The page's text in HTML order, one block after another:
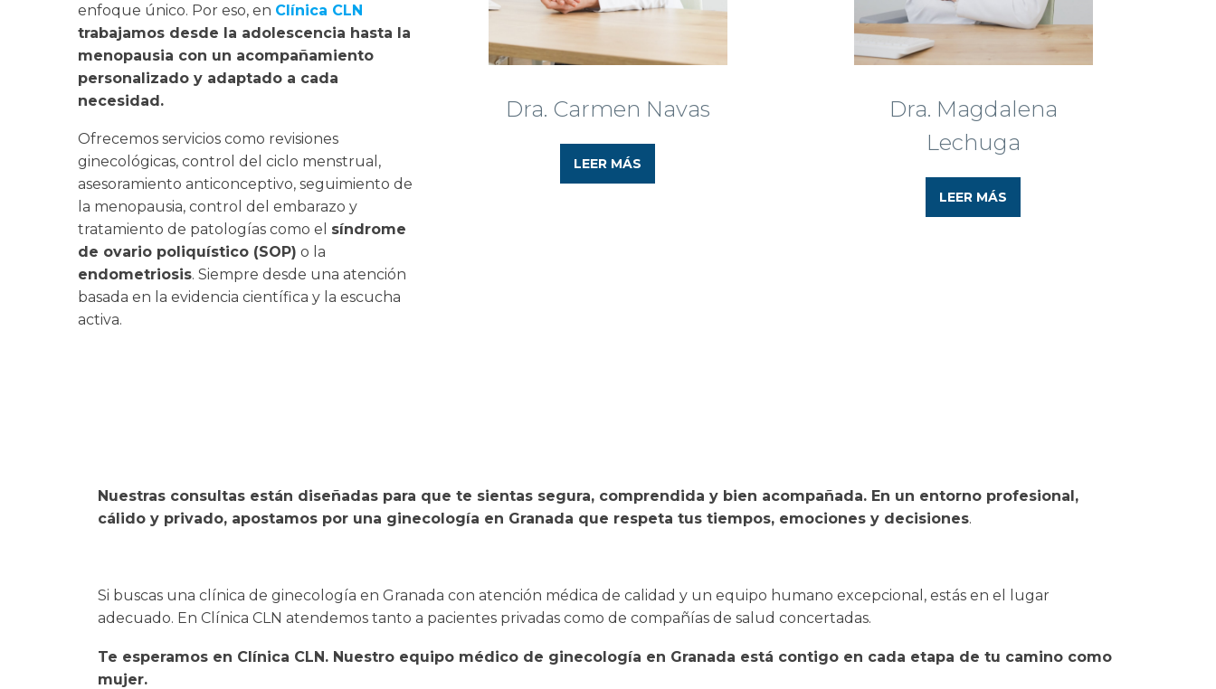
enfoque único. Por eso, en Clínica CLN
trabajamos desde la adolescencia hasta la
menopausia con un acompañamiento
personalizado y adaptado a cada
necesidad.
Ofrecemos servicios como revisiones
ginecológicas, control del ciclo menstrual,
asesoramiento anticonceptivo, seguimiento de
la menopausia, control del embarazo y
tratamiento de patologías como el síndrome
de ovario poliquístico (SOP) o la
endometriosis. Siempre desde una atención
basada en la evidencia científica y la escucha
activa.
Dra. Carmen Navas
LEER MÁS
Dra. Magdalena
Lechuga
LEER MÁS
Nuestras consultas están diseñadas para que te sientas segura, comprendida y bien acompañada. En un entorno profesional,
cálido y privado, apostamos por una ginecología en Granada que respeta tus tiempos, emociones y decisiones.
Si buscas una clínica de ginecología en Granada con atención médica de calidad y un equipo humano excepcional, estás en el lugar
adecuado. En Clínica CLN atendemos tanto a pacientes privadas como de compañías de salud concertadas.
Te esperamos en Clínica CLN. Nuestro equipo médico de ginecología en Granada está contigo en cada etapa de tu camino como
mujer.